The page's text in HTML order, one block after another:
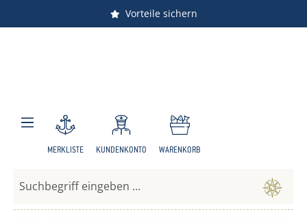
Zum Hauptinhalt springen
Vorteile sichern
MERKLISTE KUNDENKONTO WARENKORB